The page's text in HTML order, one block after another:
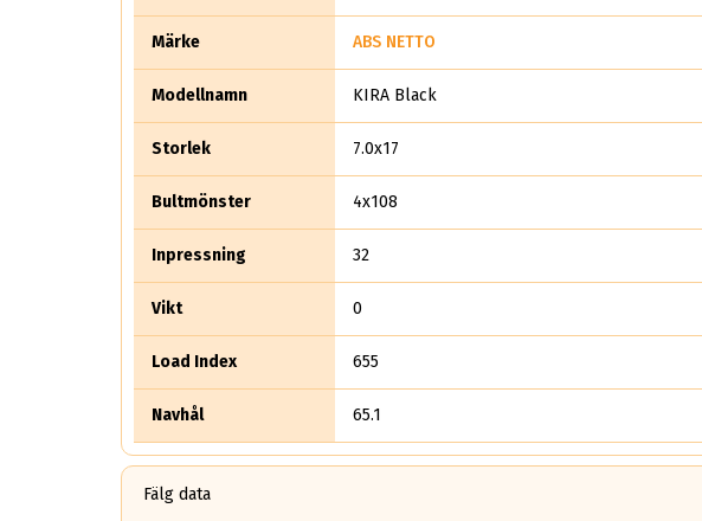
Märke ABS NETTO
Modellnamn KIRA Black
Storlek 7.0x17
Bultmönster 4x108
Inpressning 32
Vikt 0
Load Index 655
Navhål 65.1
Fälg data